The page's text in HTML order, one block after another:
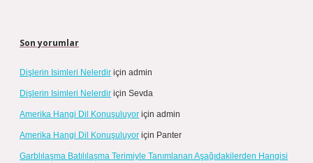
Son yorumlar
Dişlerin Isimleri Nelerdir için admin
Dişlerin Isimleri Nelerdir için Sevda
Amerika Hangi Dil Konuşuluyor için admin
Amerika Hangi Dil Konuşuluyor için Panter
Garblılaşma Batılılaşma Terimiyle Tanımlanan Aşağıdakilerden Hangisi